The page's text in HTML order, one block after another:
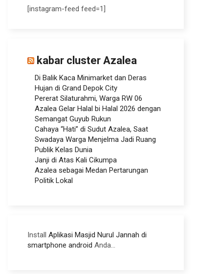
[instagram-feed feed=1]
kabar cluster Azalea
Di Balik Kaca Minimarket dan Deras
Hujan di Grand Depok City
Pererat Silaturahmi, Warga RW 06
Azalea Gelar Halal bi Halal 2026 dengan
Semangat Guyub Rukun
Cahaya “Hati” di Sudut Azalea, Saat
Swadaya Warga Menjelma Jadi Ruang
Publik Kelas Dunia
Janji di Atas Kali Cikumpa
Azalea sebagai Medan Pertarungan
Politik Lokal
Install Aplikasi Masjid Nurul Jannah di
smartphone android Anda...